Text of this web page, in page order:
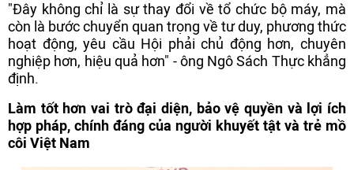
"Đây không chỉ là sự thay đổi về tổ chức bộ máy, mà
còn là bước chuyển quan trọng về tư duy, phương thức
hoạt động, yêu cầu Hội phải chủ động hơn, chuyên
nghiệp hơn, hiệu quả hơn" - ông Ngô Sách Thực khẳng
định.
Làm tốt hơn vai trò đại diện, bảo vệ quyền và lợi ích
hợp pháp, chính đáng của người khuyết tật và trẻ mồ
côi Việt Nam